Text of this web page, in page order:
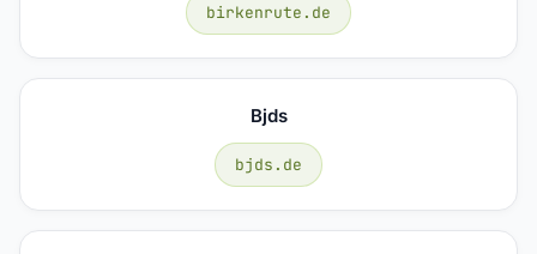
birkenrute.de
Bjds
bjds.de